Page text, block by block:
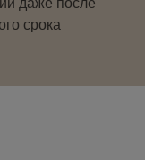
срока